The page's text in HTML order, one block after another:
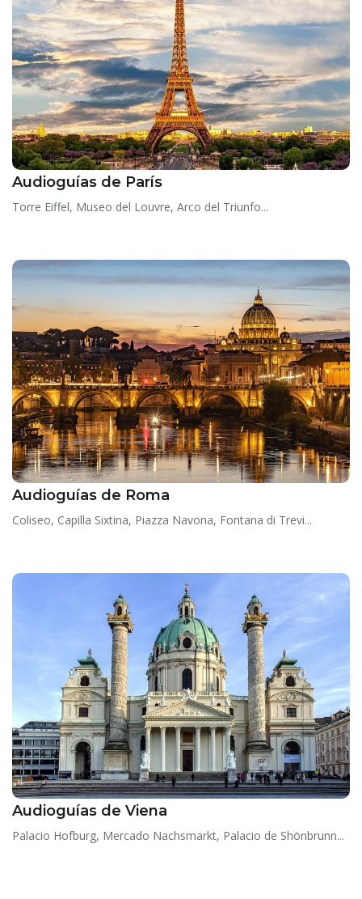
Audioguías de París
Torre Eiffel, Museo del Louvre, Arco del Triunfo...
Audioguías de Roma
Coliseo, Capilla Sixtina, Piazza Navona, Fontana di Trevi...
Audioguías de Viena
Palacio Hofburg, Mercado Nachsmarkt, Palacio de Shönbrunn...